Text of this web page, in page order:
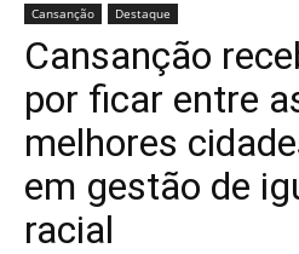
Cansanção Destaque
Cansanção
por ficar entre
melhores
em gestão de
racial